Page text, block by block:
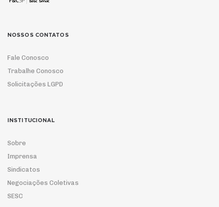
NOSSOS CONTATOS
Fale Conosco
Trabalhe Conosco
Solicitações LGPD
INSTITUCIONAL
Sobre
Imprensa
Sindicatos
Negociações Coletivas
SESC